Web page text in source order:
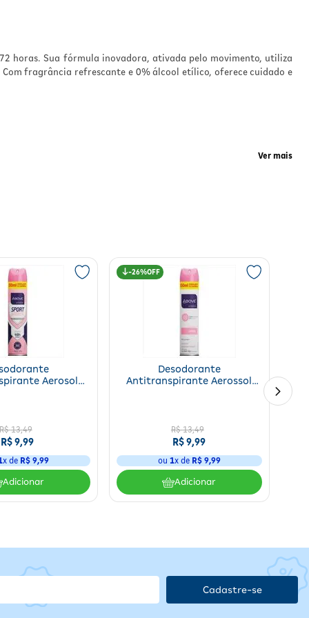
e
horas. Sua fórmula inovadora, ativada pelo movimento, utiliza
fragrância refrescante e 0% álcool etílico, oferece cuidado e
mantendo as axilas secas e livres do mau odor mesmo em
os olhos e não utilize próximo a chamas ou fogo. Uso externo.
Ver mais
Aerosol
13,49
R$9,99
x de R$ 9,99
Adicionar
26%
Desodorante
Antitranspirante Aerossol
R$ 13,49
R$9,99
ou 1x de R$ 9,99
Adicionar
Cadastre-se